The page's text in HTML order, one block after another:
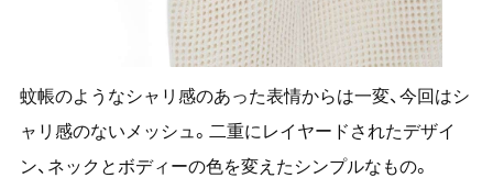
蚊帳のようなシャリ感のあった表情からは一変、今回はシ
ャリ感のないメッシュ。二重にレイヤードされたデザイ
ン、ネックとボディーの色を変えたシンプルなもの。